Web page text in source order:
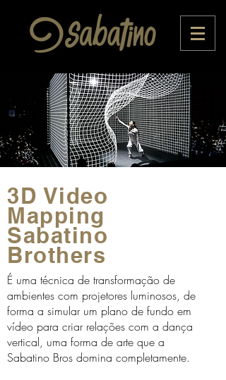
3D Video
Mapping
Sabatino
Brothers
É uma técnica de transformação de
ambientes com projetores luminosos, de
forma a simular um plano de fundo em
vídeo para criar relações com a dança
vertical, uma forma de arte que a
Sabatino Bros domina completamente.